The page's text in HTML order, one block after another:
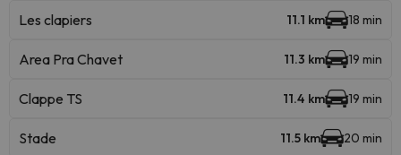
Les clapiers 11.1 km 18 min
Area Pra Chavet 11.3 km 19 min
Clappe TS 11.4 km 19 min
Stade 11.5 km 20 min